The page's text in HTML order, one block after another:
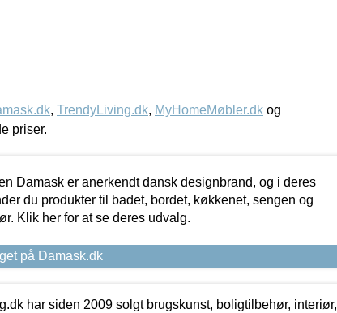
, TrendyLiving.dk, MyHomeMøbler.dk og
priser.
Damask er anerkendt dansk designbrand, og i deres
du produkter til badet, bordet, køkkenet, sengen og
Klik her for at se deres udvalg.
på Damask.dk
har siden 2009 solgt brugskunst, boligtilbehør, interiør,